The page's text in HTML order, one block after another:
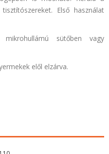
Első használat
sütőben vagy
elől elzárva.